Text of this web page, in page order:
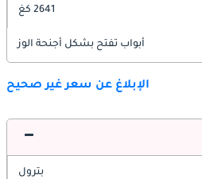
2641 كغ
أبواب تفتح بشكل أجنحة الوز
الإبلاغ عن سعر غير صحيح
بترول